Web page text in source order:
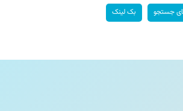
جستجو بک لینک